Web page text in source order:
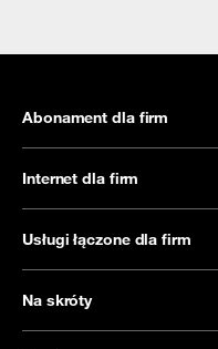
Abonament dla firm
Internet dla firm
Usługi łączone dla firm
Na skróty